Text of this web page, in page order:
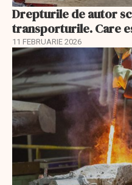
Drepturile de autor
transporturile. Care
11 FEBRUARIE 2026